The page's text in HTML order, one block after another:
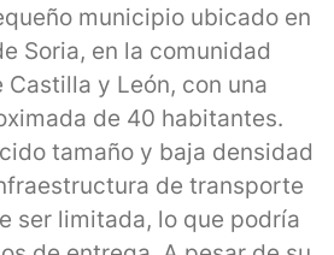
municipio ubicado en
Soria, en la comunidad
Castilla y León, con una
de 40 habitantes.
tamaño y baja densidad
de transporte
ser limitada, lo que podría